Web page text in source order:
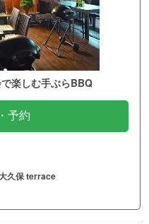
楽しむ手ぶらBBQ
予約
久保 terrace